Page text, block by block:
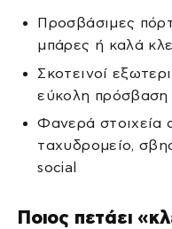
Προσβάσιμες
μπάρες ή καλά
Σκοτεινοί
εύκολη πρόσβαση
Φανερά στοιχεία
ταχυδρομείο,
social
Ποιος πετάει